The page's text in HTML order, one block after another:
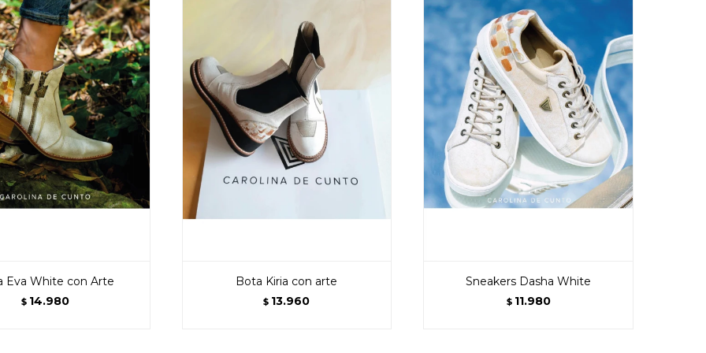
Eva White con Arte
$ 14.980
Bota Kiria con arte
$ 13.960
Sneakers Dasha White
$ 11.980